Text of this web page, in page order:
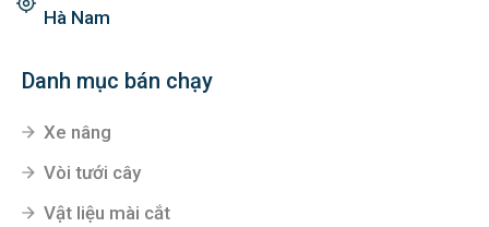
Hà Nam
Danh mục bán chạy
Xe nâng
Vòi tưới cây
Vật liệu mài cắt